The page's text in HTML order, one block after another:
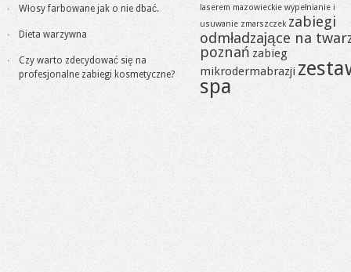
Włosy farbowane jak o nie dbać.
Dieta warzywna
Czy warto zdecydować się na
profesjonalne zabiegi kosmetyczne?
laserem mazowieckie wypełnianie i
usuwanie zmarszczek zabiegi
odmładzające na
poznań zabieg
mikrodermabrazji
spa